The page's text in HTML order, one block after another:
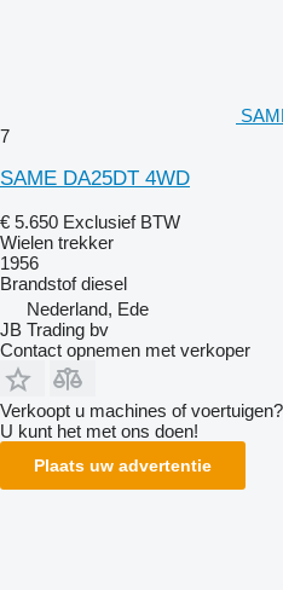
7
SAME DA25DT 4WD
€ 5.650 Exclusief BTW
Wielen trekker
1956
Brandstof diesel
Nederland, Ede
JB Trading bv
Contact opnemen met verkoper
Verkoopt u machines of voertuigen?
U kunt het met ons doen!
Plaats uw advertentie